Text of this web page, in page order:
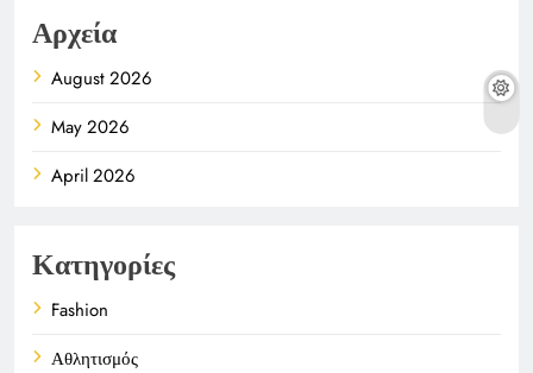
Αρχεία
August 2026
May 2026
April 2026
Κατηγορίες
Fashion
Αθλητισμός